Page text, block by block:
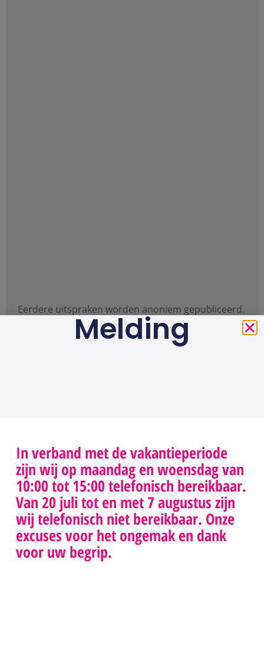
Eerdere uitspraken worden anoniem gepubliceerd.
Zij geven waardevolle informatie over wat er speelt
in de zorg, en hoe patiënten en zorgverleners
Stichting
Klachten &
Geschillen
088 0229100
Wij zijn
telefonisch
bereikbaar
info@skge.nl
Klachtenprocedure
>
Geschillenprocedure
socials
Melding
In verband met de vakantieperiode
zijn wij op maandag en woensdag van
10:00 tot 15:00 telefonisch bereikbaar.
Van 20 juli tot en met 7 augustus zijn
wij telefonisch niet bereikbaar. Onze
excuses voor het ongemak en dank
voor uw begrip.